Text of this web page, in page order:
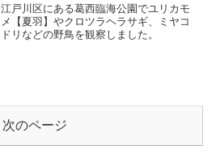
江戸川区にある葛西臨海公園でユリカモ
メ【夏羽】やクロツラヘラサギ、ミヤコ
ドリなどの野鳥を観察しました。
次のページ